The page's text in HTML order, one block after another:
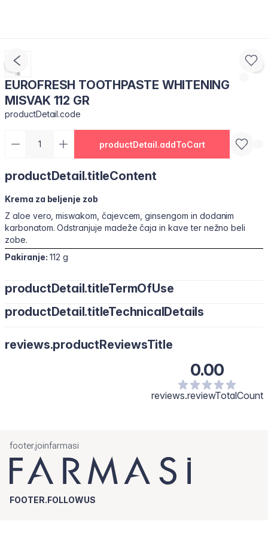
EUROFRESH TOOTHPASTE WHITENING
MISVAK 112 GR
productDetail.code
productDetail.addToCart
productDetail.titleContent
Krema za beljenje zob
Z aloe vero, miswakom, čajevcem, ginsengom in dodanim
karbonatom. Odstranjuje madeže čaja in kave ter nežno beli
zobe.
Pakiranje: 112 g
productDetail.titleTermOfUse
Zobe ščetkajte dvakrat dnevno dve minuti.
productDetail.titleTechnicalDetails
reviews.productReviewsTitle
0.00
reviews.reviewTotalCount
footer.joinfarmasi
FOOTER.FOLLOWUS